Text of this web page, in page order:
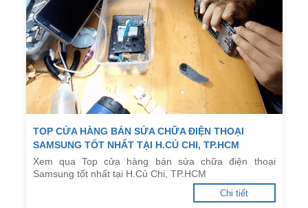
TOP CỬA HÀNG BÁN SỬA CHỮA ĐIỆN THOẠI
SAMSUNG TỐT NHẤT TẠI H.CỦ CHI, TP.HCM
Xem qua Top cửa hàng bán sửa chữa điện thoại
Samsung tốt nhất tại H.Củ Chi, TP.HCM
Chi tiết